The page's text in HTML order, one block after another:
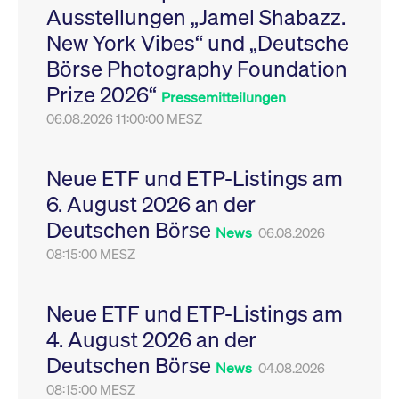
Ausstellungen „Jamel Shabazz.
New York Vibes“ und „Deutsche
Börse Photography Foundation
Prize 2026“ Pressemitteilungen
06.08.2026 11:00:00 MESZ
Neue ETF und ETP-Listings am
6. August 2026 an der
Deutschen Börse News 06.08.2026
08:15:00 MESZ
Neue ETF und ETP-Listings am
4. August 2026 an der
Deutschen Börse News 04.08.2026
08:15:00 MESZ
Leistung der Website
zu messen. Es handelt
sich um ein Muster-
Cookie, bei dem auf
das Präfix _pk_ses
eine kurze Reihe von
VISITOR_PRIVACY_METADATA
YouTube
.youtube.com
6
Monate
Dieses Cookie dient
Speicherung der
Einwilligungs- und
des Nutzers für ihre
Interaktion mit der
Sitzungen geehrt